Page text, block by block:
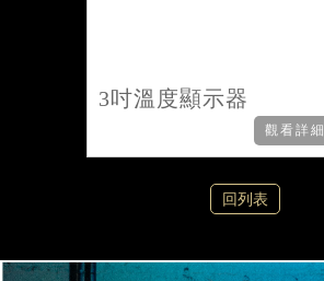
3吋溫度顯示器
觀看詳細
回列表